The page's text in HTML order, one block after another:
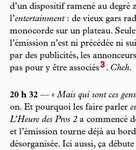
d’un dispositif ramené au degré
l’entertainment: de vieux gars
monocorde sur un plateau.
l’émission n’est ni précédée ni
par des publicités, les
pas pour y être associés3 . Cheh.
20 h 32 — «Mais qui sont ces gens
on. Et pourquoi les faire parler
L’Heure des Pros 2 a commencé
et l’émission tourne déjà au
désorganisée. Ici aussi, ça